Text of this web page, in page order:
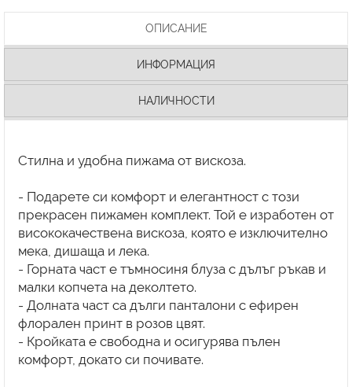
ОПИСАНИЕ
ИНФОРМАЦИЯ
НАЛИЧНОСТИ
Стилна и удобна пижама от вискоза.
- Подарете си комфорт и елегантност с този
прекрасен пижамен комплект. Той е изработен от
висококачествена вискоза, която е изключително
мека, дишаща и лека.
- Горната част е тъмносиня блуза с дълъг ръкав и
малки копчета на деколтето.
- Долната част са дълги панталони с ефирен
флорален принт в розов цвят.
- Кройката е свободна и осигурява пълен
комфорт, докато си почивате.